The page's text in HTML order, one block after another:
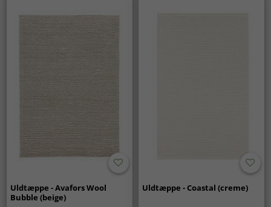
Uldtæppe - Avafors Wool
Bubble (beige)
Uldtæppe - Coastal (creme)